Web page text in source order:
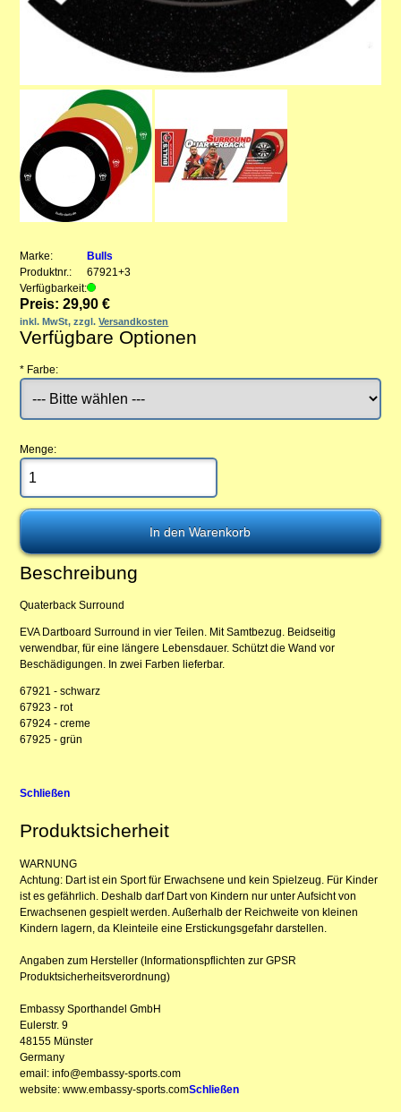
Marke:
Bulls
Produktnr.:
67921+3
Verfügbarkeit:
Preis: 29,90 €
inkl. MwSt, zzgl.Versandkosten
Verfügbare Optionen
* Farbe:
Menge:
Beschreibung
Quaterback Surround
EVA Dartboard Surround in vier Teilen. Mit Samtbezug. Beidseitig
verwendbar, für eine längere Lebensdauer. Schützt die Wand vor
Beschädigungen. In zwei Farben lieferbar.
67921 - schwarz
67923 - rot
67924 - creme
67925 - grün
Schließen
Produktsicherheit
WARNUNG
Achtung: Dart ist ein Sport für Erwachsene und kein Spielzeug. Für Kinder
ist es gefährlich. Deshalb darf Dart von Kindern nur unter Aufsicht von
Erwachsenen gespielt werden. Außerhalb der Reichweite von kleinen
Kindern lagern, da Kleinteile eine Erstickungsgefahr darstellen.
Angaben zum Hersteller (Informationspflichten zur GPSR
Produktsicherheitsverordnung)
Embassy Sporthandel GmbH
Eulerstr. 9
48155 Münster
Germany
email: info@embassy-sports.com
website: www.embassy-sports.comSchließen